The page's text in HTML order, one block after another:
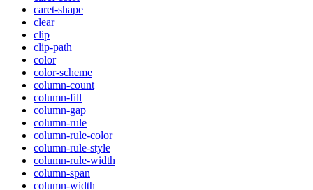
caret-shape
clear
clip
clip-path
color
color-scheme
column-count
column-fill
column-gap
column-rule
column-rule-color
column-rule-style
column-rule-width
column-span
column-width